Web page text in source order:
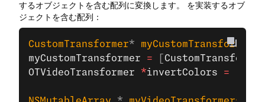
するオブジェクトを含む配列に変換します。 を実装するオブ
ジェクトを含む配列：
CustomTransformer* myCustomTransformer
myCustomTransformer =
CustomTransformer
OTVideoTransformer *invertColors =